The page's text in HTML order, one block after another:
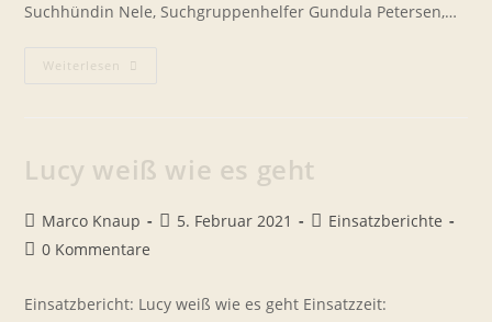
Suchhündin Nele, Suchgruppenhelfer Gundula Petersen,…
Weiterlesen Lotte
Hundefreundschaft
Lucy weiß wie es geht
Beitrags-
Autor:
Marco Knaup
Beitrag
5. Februar 2021
Beitrags-
Einsatzberichte
Beitrags-
0 Kommentare
Einsatzbericht: Lucy weiß wie es geht Einsatzzeit: